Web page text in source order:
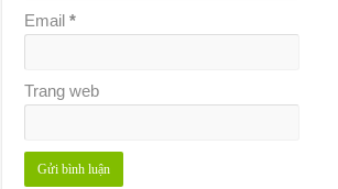
Email*
Trang web